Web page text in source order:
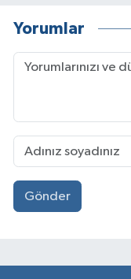
Yorumlar
Gönder